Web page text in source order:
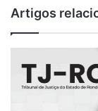
Artigos